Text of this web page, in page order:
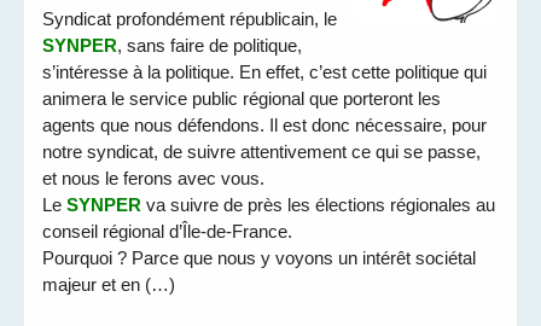
Syndicat profondément républicain, le
SYNPER, sans faire de politique,
s’intéresse à la politique. En effet, c’est cette politique qui
animera le service public régional que porteront les
agents que nous défendons. Il est donc nécessaire, pour
notre syndicat, de suivre attentivement ce qui se passe,
et nous le ferons avec vous.
LeSYNPER va suivre de près les élections régionales au
conseil régional d’Île-de-France.
Pourquoi ? Parce que nous y voyons un intérêt sociétal
majeur et en (…)